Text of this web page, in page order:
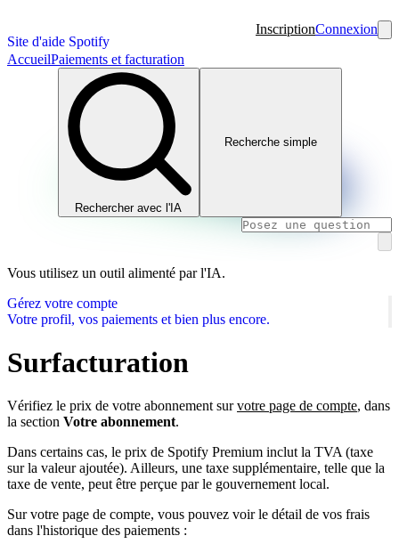
Site d'aide Spotify
InscriptionConnexion
AccueilPaiements et facturation
Rechercher avec l'IA
Recherche simple
Vous utilisez un outil alimenté par l'IA.
Gérez votre compte
Votre profil, vos paiements et bien plus encore.
Surfacturation
Vérifiez le prix de votre abonnement survotre page de compte, dans
la section Votre abonnement.
Dans certains cas, le prix de Spotify Premium inclut la TVA (taxe
sur la valeur ajoutée). Ailleurs, une taxe supplémentaire, telle que la
taxe de vente, peut être perçue par le gouvernement local.
Sur votre page de compte, vous pouvez voir le détail de vos frais
dans l'historique des paiements :